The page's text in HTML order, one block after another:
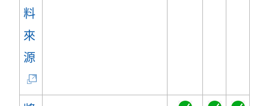
料
來
源
連